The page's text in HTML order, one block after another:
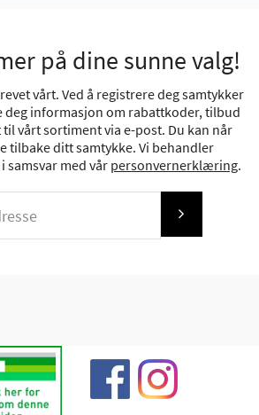
på dine sunne valg!
vårt. Ved å registrere deg samtykker
deg informasjon om rabattkoder, tilbud
vårt sortiment via e-post. Du kan når
tilbake ditt samtykke. Vi behandler
samsvar med vår personvernerklæring.